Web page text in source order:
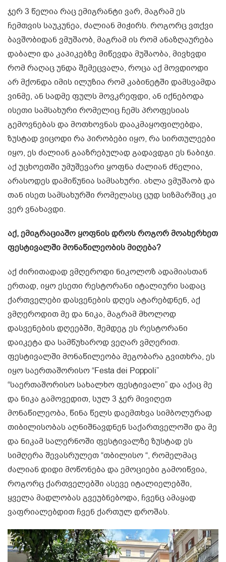
ჯერ 3 წელია რაც ემიგრანტი ვარ, მაგრამ ეს
ჩემთვის საუკუნეა, ძალიან მიჭირს. როგორც ვთქვი
ბავშობიდან ვმუშაობ, მაგრამ ის რომ ანაზღაურება
დაბალი და კაპიკებზე მიწევდა მუშაობა, მივხვდი
რომ რაღაც უნდა შემეცვალა, როცა აქ მოვდიოდი
არ მქონდა იმის ილუზია რომ კაბინეტში დამსვამდა
ვინმე, ან სადმე ფულს მოვკრეფდი, ან იქნებოდა
ისეთი სამსახური რომელიც ჩემს პროფესიას
გემოვნებას და მოთხოვნას დააკმაყოფილებდა,
ზუსტად ვიცოდი რა პირობები იყო, რა სირთულეები
იყო, ეს ძალიან გააზრებულად გადავდგი ეს ნაბიჯი.
აქ უცხოეთში უმუშევარი ყოფნა ძალიან ძნელია,
არასოდეს დამიწუნია სამსახური. ახლა ვმუშაობ და
თან ისეთ სამსახურში რომელასც ცუდ სიზმარშიც კი
ვერ ვნახავდი.
აქ, ემიგრაციაშო ყოფნის დროს როგორ მოახერხეთ
ფესტივალში მონაწილეობის მიღება?
აქ ძირითადად ვმღეროდი ნიკოლოზ ადამიასთან
ერთად, იყო ესეთი რესტორანი იტალიური სადაც
ქართველები დასვენების დღეს ატარებდნენ, აქ
ვმღეროდით მე და ნიკა, მაგრამ მხოლოდ
დასვენების დღეებში, შემდეგ ეს რესტორანი
დაიკეტა და სამწუხაროდ ვეღარ ვმღერით.
ფესტივალში მონაწილეობა მეგობარა გვითხრა, ეს
იყო საერთაშორისო “Festa dei Poppoli”
“საერთაშორისო სახალხო ფესტივალი” და აქაც მე
და ნიკა გამოვედით, სულ 3 ჯერ მივიღეთ
მონაწილეობა, წინა წელს დაემთხვა სიმბოლურად
თიბილისობას აღნიშნავდნენ საქართველოში და მე
და ნიკამ სალერნოში ფესტივალზე ზუსტად ეს
სიმღერა შევასრულეთ “თბილისო “, რომელმაც
ძალიან დიდი მოწონება და ემოციები გამოიწვია,
როგორც ქართველებში ასევე იტალიელებში,
ყველა მადლობას გვეუბნებოდა, ჩვენც ამაყად
ვაფრიალებდით ჩვენ ქართულ დროშას.